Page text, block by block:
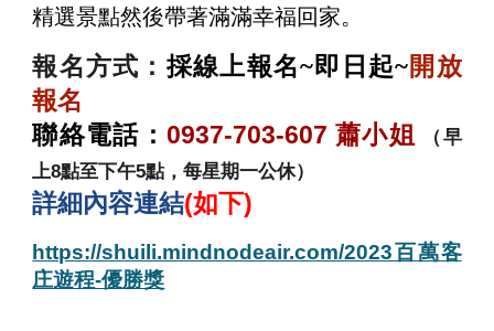
精選景點然後帶著滿滿幸福回家。
報名方式： 採線上報名~即日起~ 開放
報名
聯絡電話： 0937-703-607 蕭小姐
（早
上8點至下午5點，每星期一公休）
詳細內容連結(如下)
https://shuili.mindnodeair.com/2023百萬客
庄遊程-優勝獎